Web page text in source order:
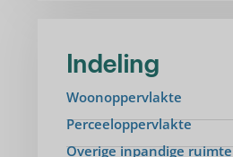
Indeling
Woonoppervlakte
Perceeloppervlakte
Overige inpandige ruimte